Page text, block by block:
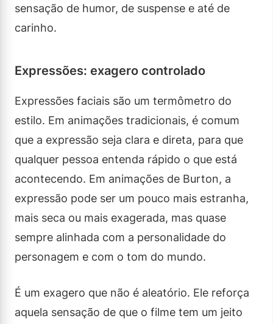
sensação de humor, de suspense e até de
carinho.
Expressões: exagero controlado
Expressões faciais são um termômetro do
estilo. Em animações tradicionais, é comum
que a expressão seja clara e direta, para que
qualquer pessoa entenda rápido o que está
acontecendo. Em animações de Burton, a
expressão pode ser um pouco mais estranha,
mais seca ou mais exagerada, mas quase
sempre alinhada com a personalidade do
personagem e com o tom do mundo.
É um exagero que não é aleatório. Ele reforça
aquela sensação de que o filme tem um jeito